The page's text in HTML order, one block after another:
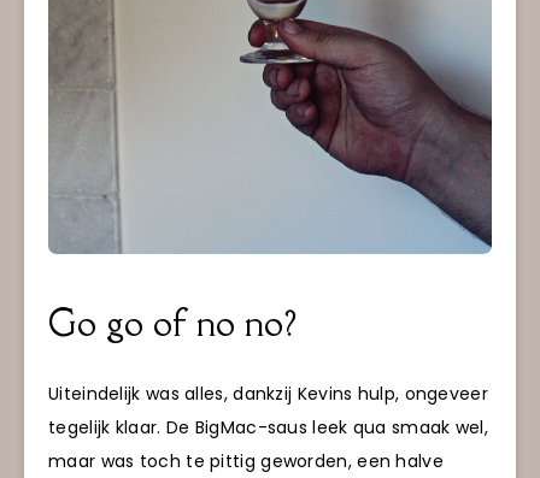
Go go of no no?
Uiteindelijk was alles, dankzij Kevins hulp, ongeveer
tegelijk klaar. De BigMac-saus leek qua smaak wel,
maar was toch te pittig geworden, een halve